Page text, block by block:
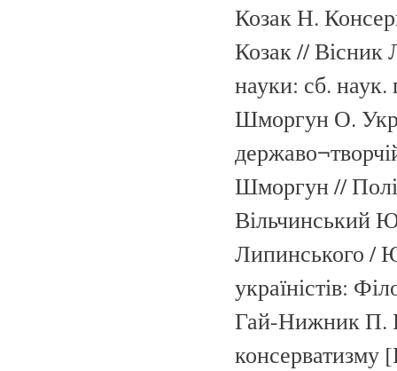
Козак Н.
Козак // Вісник
науки: сб.
Шморгун О.
Шморгун //
Вільчинський
Липинського /
україністів:
Гай-Нижник П.
консерватизму